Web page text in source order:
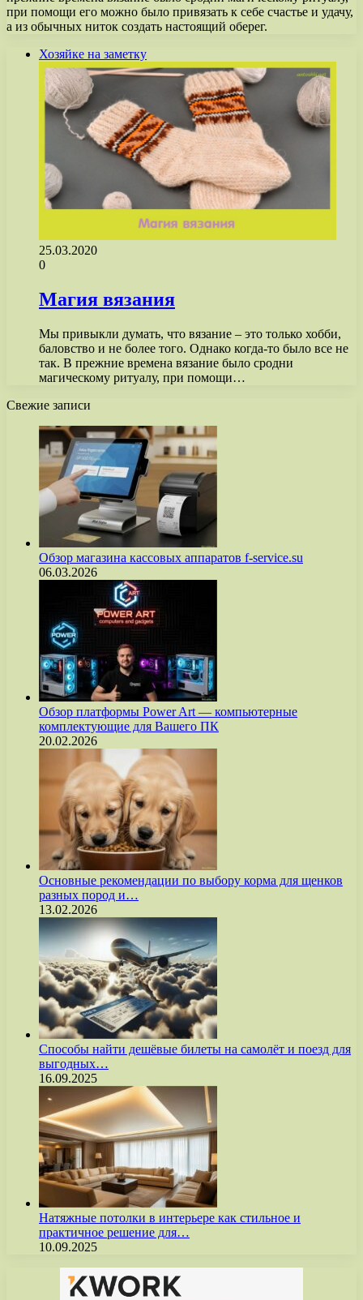
при помощи его можно было привязать к себе счастье и удачу,
а из обычных ниток создать настоящий оберег.
Хозяйке на заметку
25.03.2020
0
Магия вязания
Мы привыкли думать, что вязание – это только хобби,
баловство и не более того. Однако когда-то было все не
так. В прежние времена вязание было сродни
магическому ритуалу, при помощи…
Свежие записи
Обзор магазина кассовых аппаратов f-service.su
06.03.2026
Обзор платформы Power Art — компьютерные
комплектующие для Вашего ПК
20.02.2026
Основные рекомендации по выбору корма для щенков
разных пород и…
13.02.2026
Способы найти дешёвые билеты на самолёт и поезд для
выгодных…
16.09.2025
Натяжные потолки в интерьере как стильное и
практичное решение для…
10.09.2025